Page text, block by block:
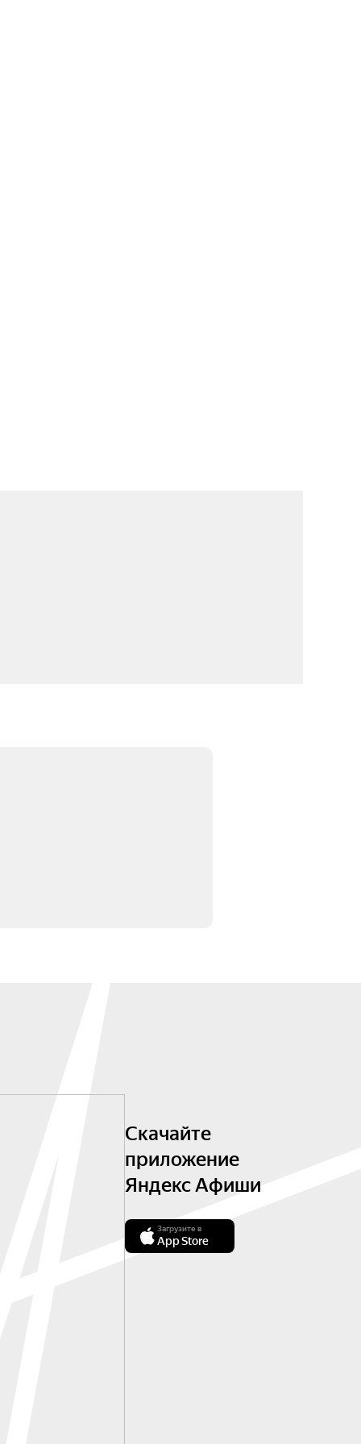
Скачайте
приложение
Яндекс Афиши
Загрузите в
App Store